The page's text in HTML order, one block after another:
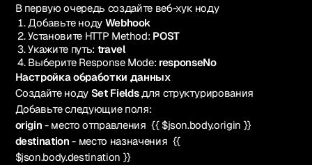
В первую очередь создайте веб-хук ноду
Добавьте ноду Webhook
Установите HTTP Method: POST
Укажите путь: travel
Выберите Response Mode: responseNo
Настройка обработки данных
Создайте ноду Set Fields для структурирования
Добавьте следующие поля:
origin- место отправления {{ $json.body.origin }}
destination- место назначения {{
$json.body.destination }}